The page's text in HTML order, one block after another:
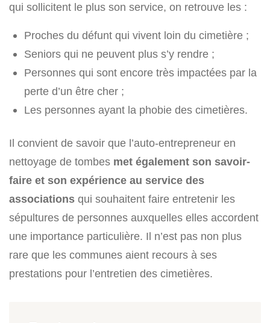
qui sollicitent le plus son service, on retrouve les :
Proches du défunt qui vivent loin du cimetière ;
Seniors qui ne peuvent plus s’y rendre ;
Personnes qui sont encore très impactées par la
perte d’un être cher ;
Les personnes ayant la phobie des cimetières.
Il convient de savoir que l’auto-entrepreneur en
nettoyage de tombes met également son savoir-
faire et son expérience au service des
associations qui souhaitent faire entretenir les
sépultures de personnes auxquelles elles accordent
une importance particulière. Il n’est pas non plus
rare que les communes aient recours à ses
prestations pour l’entretien des cimetières.